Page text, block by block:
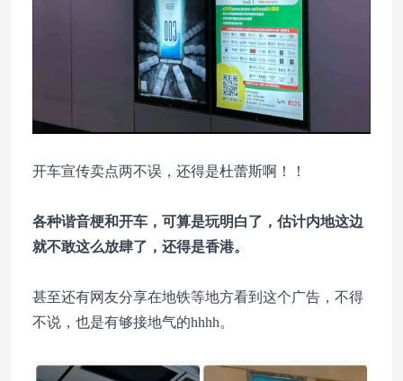
开车宣传卖点两不误，还得是杜蕾斯啊！！
各种谐音梗和开车，可算是玩明白了，估计内地这边
就不敢这么放肆了，还得是香港。
甚至还有网友分享在地铁等地方看到这个广告，不得
不说，也是有够接地气的hhhh。